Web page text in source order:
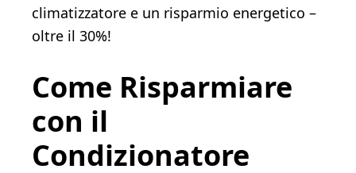
climatizzatore e un risparmio energetico –
oltre il 30%!
Come Risparmiare
con il
Condizionatore